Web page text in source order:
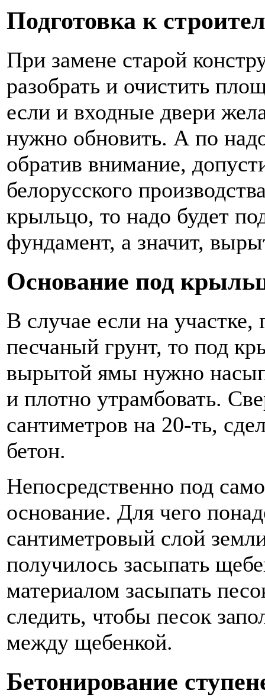
Подготовка к
При замене старой
разобрать и очистить
если и входные двери
нужно обновить. А по
обратив внимание,
белорусского
крыльцо, то надо будет
фундамент, а значит,
Основание под
В случае если на участке,
песчаный грунт, то под
вырытой ямы нужно
и плотно утрамбовать.
сантиметров на 20-ть,
бетон.
Непосредственно под
основание. Для чего
сантиметровый слой
получилось засыпать
материалом засыпать
следить, чтобы песок
между щебенкой.
Бетонирование